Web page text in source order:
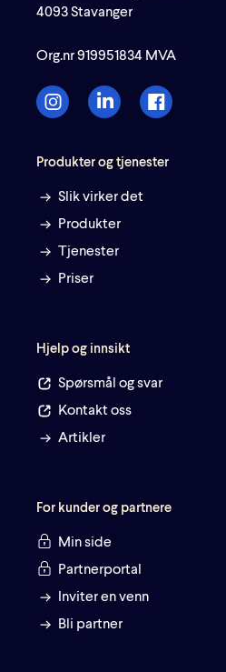
4093 Stavanger
Org.nr 919951834 MVA
Produkter og tjenester
Slik virker det
Produkter
Tjenester
Priser
Hjelp og innsikt
Spørsmål og svar
Kontakt oss
Artikler
For kunder og partnere
Min side
Partnerportal
Inviter en venn
Bli partner